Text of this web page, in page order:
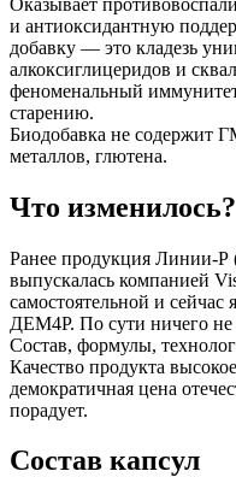
и антиоксидантную
добавку — это кладезь
алкоксиглицеридов и
феноменальный
старению.
Биодобавка не содержит
металлов, глютена.
Что изменилось?
Ранее продукция Линии-Р
выпускалась компанией
самостоятельной и сейчас
ДЕМ4Р. По сути ничего не
Состав, формулы,
Качество продукта
демократичная цена
порадует.
Состав капсул